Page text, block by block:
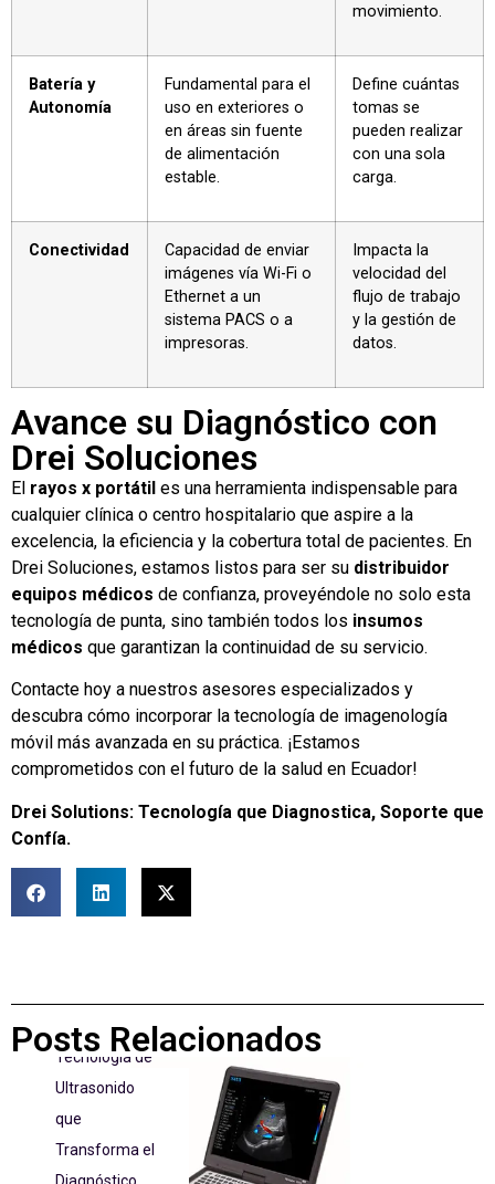
movimiento.
Batería y
Autonomía
Fundamental para el
uso en exteriores o
en áreas sin fuente
de alimentación
estable.
Define cuántas
tomas se
pueden realizar
con una sola
carga.
Conectividad
Capacidad de enviar
imágenes vía Wi-Fi o
Ethernet a un
sistema PACS o a
impresoras.
Impacta la
velocidad del
flujo de trabajo
y la gestión de
datos.
Avance su Diagnóstico con
Drei Soluciones
El rayos x portátil es una herramienta indispensable para
cualquier clínica o centro hospitalario que aspire a la
excelencia, la eficiencia y la cobertura total de pacientes. En
Drei Soluciones, estamos listos para ser su distribuidor
equipos médicos de confianza, proveyéndole no solo esta
tecnología de punta, sino también todos los insumos
médicos que garantizan la continuidad de su servicio.
Contacte hoy a nuestros asesores especializados y
descubra cómo incorporar la tecnología de imagenología
móvil más avanzada en su práctica. ¡Estamos
comprometidos con el futuro de la salud en Ecuador!
Drei Solutions: Tecnología que Diagnostica, Soporte que
Confía.
Posts Relacionados
Ecógrafo
Ecógrafo: La
Tecnología de
Ultrasonido
que
Transforma el